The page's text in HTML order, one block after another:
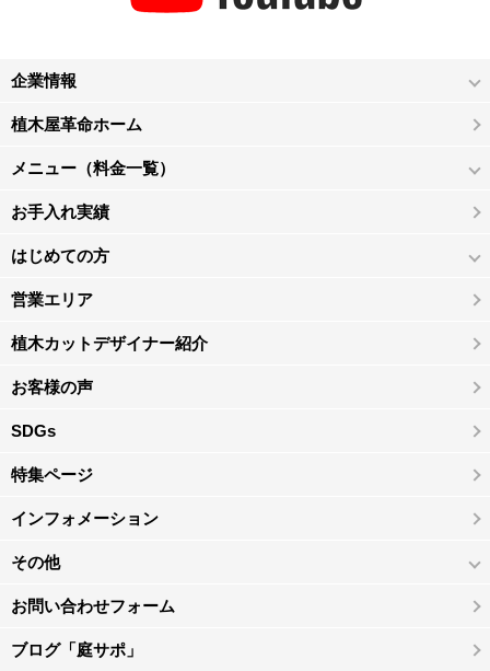
企業情報
植木屋革命ホーム
メニュー（料金一覧）
お手入れ実績
はじめての方
営業エリア
植木カットデザイナー紹介
お客様の声
SDGs
特集ページ
インフォメーション
その他
お問い合わせフォーム
ブログ「庭サポ」